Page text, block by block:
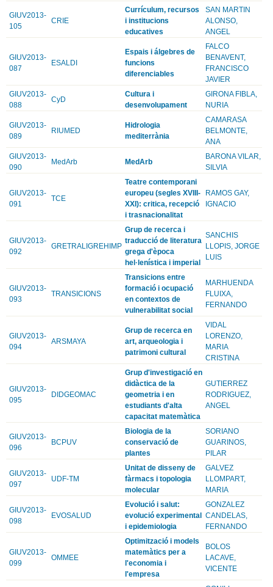
GIUV2013-
105
CRIE
Currículum, recursos
i institucions
educatives
SAN MARTIN
ALONSO,
ANGEL
GIUV2013-
087
ESALDI
Espais i álgebres de
funcions
diferenciables
FALCO
BENAVENT,
FRANCISCO
JAVIER
GIUV2013-
088
CyD
Cultura i
desenvolupament
GIRONA FIBLA,
NURIA
GIUV2013-
089
RIUMED
Hidrologia
mediterrània
CAMARASA
BELMONTE,
ANA
GIUV2013-
090
MedArb MedArb
BARONA VILAR,
SILVIA
GIUV2013-
091
TCE
Teatre contemporani
europeu (segles XVIII-
XXI): critica, recepció
i trasnacionalitat
RAMOS GAY,
IGNACIO
GIUV2013-
092
GRETRALIGREHIMP
Grup de recerca i
traducció de literatura
grega d'època
hel·lenística i imperial
SANCHIS
LLOPIS, JORGE
LUIS
GIUV2013-
093
TRANSICIONS
Transicions entre
formació i ocupació
en contextos de
vulnerabilitat social
MARHUENDA
FLUIXA,
FERNANDO
GIUV2013-
094
ARSMAYA
Grup de recerca en
art, arqueologia i
patrimoni cultural
VIDAL
LORENZO,
MARIA
CRISTINA
GIUV2013-
095
DIDGEOMAC
Grup d'investigació en
didàctica de la
geometria i en
estudiants d'alta
capacitat matemàtica
GUTIERREZ
RODRIGUEZ,
ANGEL
GIUV2013-
096
BCPUV
Biologia de la
conservació de
plantes
SORIANO
GUARINOS,
PILAR
GIUV2013-
097
UDF-TM
Unitat de disseny de
fàrmacs i topologia
molecular
GALVEZ
LLOMPART,
MARIA
GIUV2013-
098
EVOSALUD
Evolució i salut:
evolució experimental
i epidemiologia
GONZALEZ
CANDELAS,
FERNANDO
GIUV2013-
099
OMMEE
Optimització i models
matemàtics per a
l'economia i
l'empresa
BOLOS
LACAVE,
VICENTE